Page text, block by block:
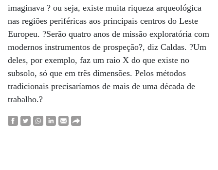
imaginava ? ou seja, existe muita riqueza arqueológica
nas regiões periféricas aos principais centros do Leste
Europeu. ?Serão quatro anos de missão exploratória com
modernos instrumentos de prospeção?, diz Caldas. ?Um
deles, por exemplo, faz um raio X do que existe no
subsolo, só que em três dimensões. Pelos métodos
tradicionais precisaríamos de mais de uma década de
trabalho.?